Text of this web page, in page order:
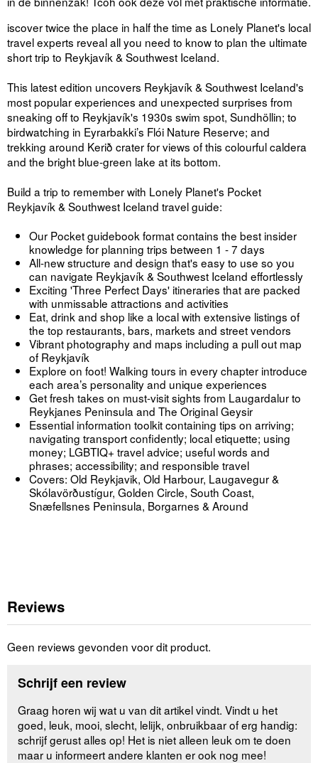
iscover twice the place in half the time as Lonely Planet's local
travel experts reveal all you need to know to plan the ultimate
short trip to Reykjavík & Southwest Iceland.
This latest edition uncovers Reykjavík & Southwest Iceland's
most popular experiences and unexpected surprises from
sneaking off to Reykjavík's 1930s swim spot, Sundhöllin; to
birdwatching in Eyrarbakki’s Flói Nature Reserve; and
trekking around Kerið crater for views of this colourful caldera
and the bright blue-green lake at its bottom.
Build a trip to remember with Lonely Planet's Pocket
Reykjavík & Southwest Iceland travel guide:
Our Pocket guidebook format contains the best insider
knowledge for planning trips between 1 - 7 days
All-new structure and design that's easy to use so you
can navigate Reykjavík & Southwest Iceland effortlessly
Exciting 'Three Perfect Days' itineraries that are packed
with unmissable attractions and activities
Eat, drink and shop like a local with extensive listings of
the top restaurants, bars, markets and street vendors
Vibrant photography and maps including a pull out map
of Reykjavík
Explore on foot! Walking tours in every chapter introduce
each area’s personality and unique experiences
Get fresh takes on must-visit sights from Laugardalur to
Reykjanes Peninsula and The Original Geysir
Essential information toolkit containing tips on arriving;
navigating transport confidently; local etiquette; using
money; LGBTIQ+ travel advice; useful words and
phrases; accessibility; and responsible travel
Covers: Old Reykjavik, Old Harbour, Laugavegur &
Skólavörðustígur, Golden Circle, South Coast,
Snæfellsnes Peninsula, Borgarnes & Around
Reviews
Geen reviews gevonden voor dit product.
Schrijf een review
Graag horen wij wat u van dit artikel vindt. Vindt u het
goed, leuk, mooi, slecht, lelijk, onbruikbaar of erg handig:
schrijf gerust alles op! Het is niet alleen leuk om te doen
maar u informeert andere klanten er ook nog mee!